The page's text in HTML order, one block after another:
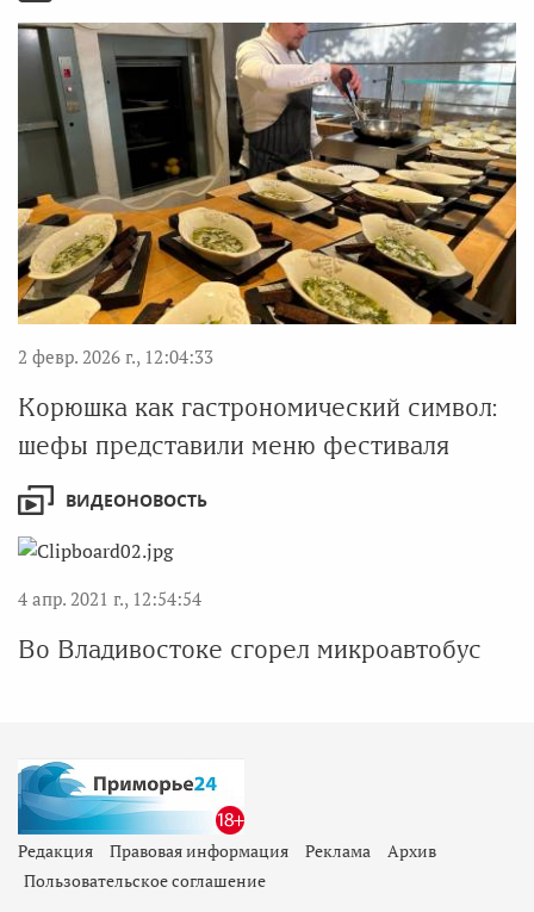
2 февр. 2026 г., 12:04:33
Корюшка как гастрономический символ:
шефы представили меню фестиваля
ВИДЕОНОВОСТЬ
4 апр. 2021 г., 12:54:54
Во Владивостоке сгорел микроавтобус
Редакция Правовая информация Реклама
Архив
Пользовательское соглашение